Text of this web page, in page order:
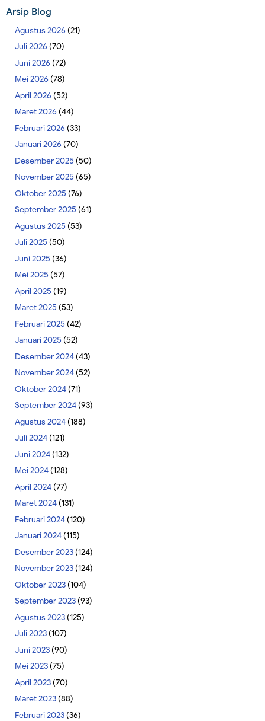
Arsip Blog
Agustus 2026 (21)
Juli 2026 (70)
Juni 2026 (72)
Mei 2026 (78)
April 2026 (52)
Maret 2026 (44)
Februari 2026 (33)
Januari 2026 (70)
Desember 2025 (50)
November 2025 (65)
Oktober 2025 (76)
September 2025 (61)
Agustus 2025 (53)
Juli 2025 (50)
Juni 2025 (36)
Mei 2025 (57)
April 2025 (19)
Maret 2025 (53)
Februari 2025 (42)
Januari 2025 (52)
Desember 2024(43)
November 2024(52)
Oktober 2024(71)
September 2024(93)
Agustus 2024(188)
Juli 2024(121)
Juni 2024(132)
Mei 2024(128)
April 2024(77)
Maret 2024(131)
Februari 2024(120)
Januari 2024(115)
Desember 2023(124)
November 2023(124)
Oktober 2023(104)
September 2023(93)
Agustus 2023(125)
Juli 2023(107)
Juni 2023(90)
Mei 2023(75)
April 2023(70)
Maret 2023(88)
Februari 2023(36)